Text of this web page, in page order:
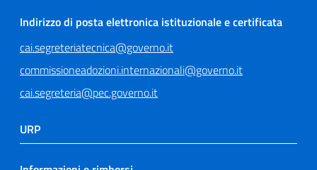
Indirizzo di posta elettronica istituzionale e certificata
cai.segreteriatecnica@governo.it
commissioneadozioni.internazionali@governo.it
cai.segreteria@pec.governo.it
URP